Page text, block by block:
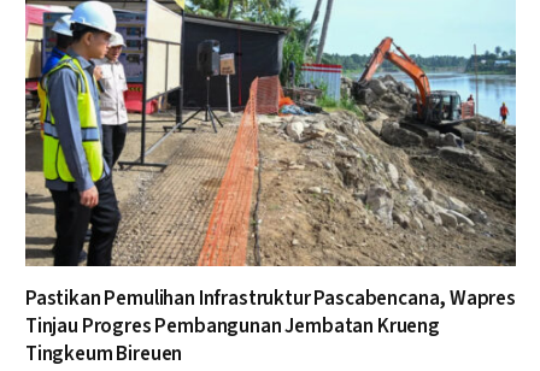
Pastikan Pemulihan Infrastruktur Pascabencana, Wapres
Tinjau Progres Pembangunan Jembatan Krueng
Tingkeum Bireuen